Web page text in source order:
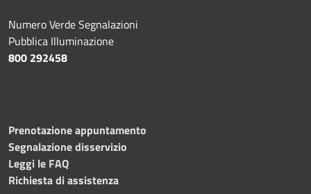
Numero Verde Segnalazioni
Pubblica Illuminazione
800 292458
Prenotazione appuntamento
Segnalazione disservizio
Leggi le FAQ
Richiesta di assistenza